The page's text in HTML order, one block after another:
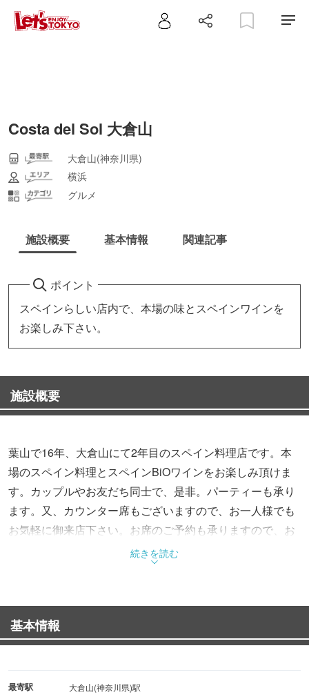
Costa del Sol 大倉山
大倉山(神奈川県)
横浜
グルメ
施設概要 基本情報 関連記事
ポイント
スペインらしい店内で、本場の味とスペインワインを
お楽しみ下さい。
施設概要
葉山で16年、大倉山にて2年目のスペイン料理店です。本
場のスペイン料理とスペインBiOワインをお楽しみ頂けま
す。カップルやお友だち同士で、是非。パーティーも承り
ます。又、カウンター席もございますので、お一人様でも
お気軽に御来店下さい。お席のご予約も承りますので、お
電話にてお問い合わせ下さい。
続きを読む
基本情報
最寄駅 大倉山(神奈川県)駅